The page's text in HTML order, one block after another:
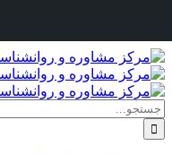
Skip
to
content
جستجو
برای: